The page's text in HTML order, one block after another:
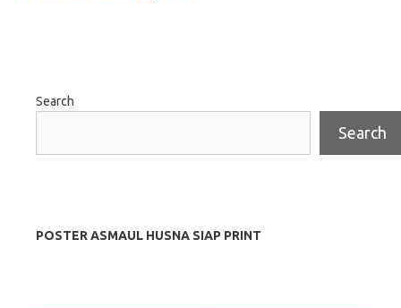
Search
Search
POSTER ASMAUL HUSNA SIAP PRINT